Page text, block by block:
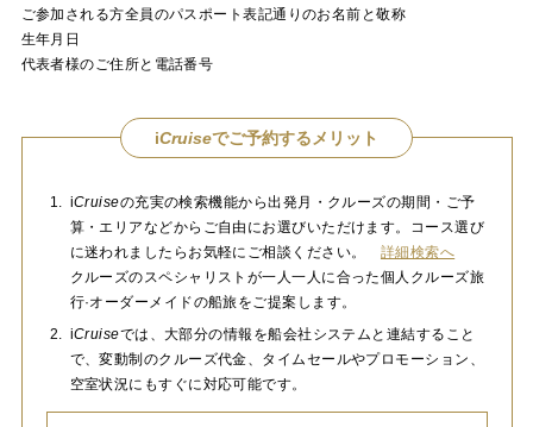
ご参加される方全員のパスポート表記通りのお名前と敬称
生年月日
代表者様のご住所と電話番号
iCruiseでご予約するメリット
iCruiseの充実の検索機能から出発月・クルーズの期間・ご予
算・エリアなどからご自由にお選びいただけます。コース選び
に迷われましたらお気軽にご相談ください。 詳細検索へ
クルーズのスペシャリストが一人一人に合った個人クルーズ旅
行·オーダーメイドの船旅をご提案します。
iCruiseでは、大部分の情報を船会社システムと連結すること
で、変動制のクルーズ代金、タイムセールやプロモーション、
空室状況にもすぐに対応可能です。